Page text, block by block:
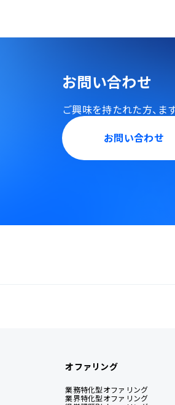
お問い合わせ
ご興味を持たれた方、 ま
お問い合わせ
オファリング
業務特化型オファリング
業界特化型オファリング